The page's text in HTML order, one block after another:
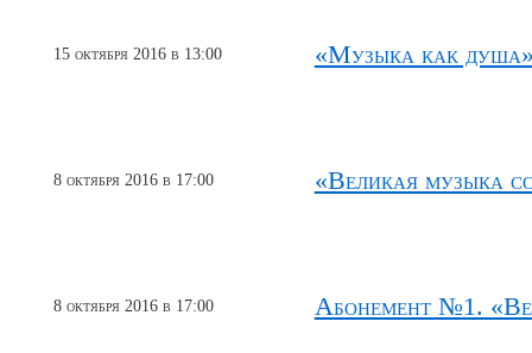
15 октября 2016 в 13:00 «Музыка как
8 октября 2016 в 17:00 «Великая музыка
8 октября 2016 в 17:00 Абонемент №1.